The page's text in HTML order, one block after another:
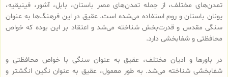
تمدن‌های مختلف، از جمله تمدن‌های مصر باستان، بابل، آشور، فینیقیه،
یونان باستان و روم استفاده می‌شده است. عقیق در این فرهنگ‌ها به عنوان
سنگی مقدس و قدرت‌بخش شناخته می‌شد و اعتقاد بر این بوده که خواص
محافظتی و شفابخشی دارد.
در باورها و ادیان مختلف، عقیق به عنوان سنگی با خواص محافظتی و
شفابخشی شناخته می‌شد. به طور معمول، عقیق به عنوان نگین انگشتر و